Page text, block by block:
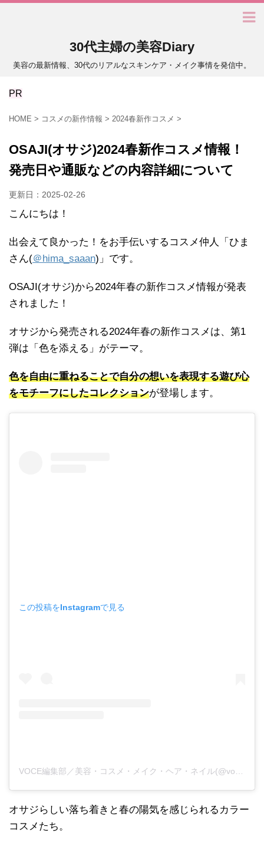
30代主婦の美容Diary
美容の最新情報、30代のリアルなスキンケア・メイク事情を発信中。
PR
HOME > コスメの新作情報 > 2024春新作コスメ >
OSAJI(オサジ)2024春新作コスメ情報！
発売日や通販などの内容詳細について
更新日： 2025-02-26
こんにちは！
出会えて良かった！をお手伝いするコスメ仲人「ひま
さん(＠hima_saaan)」です。
OSAJI(オサジ)から2024年春の新作コスメ情報が発表
されました！
オサジから発売される2024年春の新作コスメは、第1
弾は「色を添える」がテーマ。
色を自由に重ねることで自分の想いを表現する遊び心
をモチーフにしたコレクションが登場します。
この投稿をInstagramで見る
オサジらしい落ち着きと春の陽気を感じられるカラー
コスメたち。